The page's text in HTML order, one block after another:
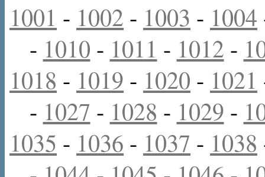
1001 - 1002 - 1003 - 1004
- 1010 - 1011 - 1012 -
1018 - 1019 - 1020 - 1021
- 1027 - 1028 - 1029 -
1035 - 1036 - 1037 - 1038